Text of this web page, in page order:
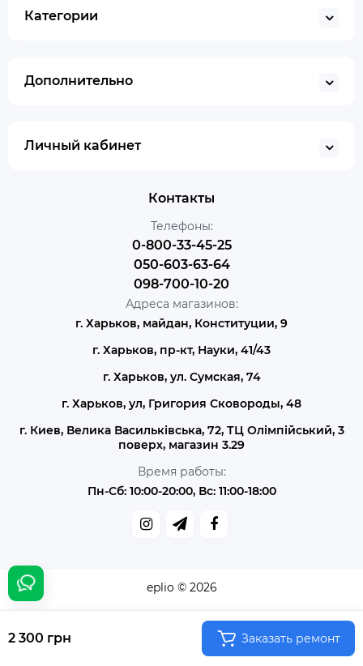
2 300 грн Заказать ремонт
Категории
Дополнительно
Личный кабинет
Контакты
Телефоны:
0-800-33-45-25
050-603-63-64
098-700-10-20
Адреса магазинов:
г. Харьков, майдан, Конституции, 9
г. Харьков, пр-кт, Науки, 41/43
г. Харьков, ул. Сумская, 74
г. Харьков, ул, Григория Сковороды, 48
г. Киев, Велика Васильківська, 72, ТЦ Олімпійський, 3
поверх, магазин 3.29
Время работы:
Пн-Сб: 10:00-20:00, Вс: 11:00-18:00
eplio © 2026